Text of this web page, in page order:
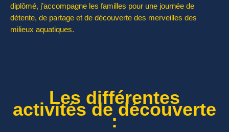
diplômé, j’accompagne les familles pour une journée de
détente, de partage et de découverte des merveilles des
milieux aquatiques.
Les différentes
activités de découverte
: